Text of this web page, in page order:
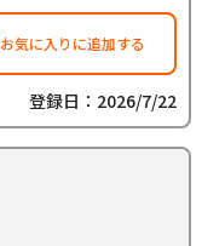
お気に入りに追加する
登録日：2026/7/22